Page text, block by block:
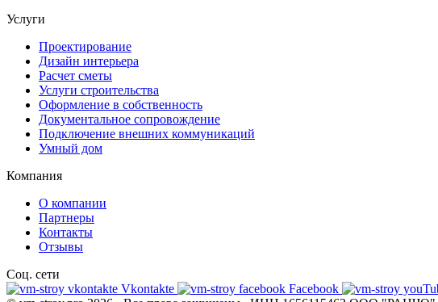
Услуги
Проектирование
Дизайн интерьера
Расчет сметы
Услуги строительства
Оформление в собственность
Документальное сопровождение
Подключение внешних коммуникаций
Умный дом
Компания
О компании
Партнеры
Контакты
Отзывы
Соц. сети
Vkontakte
Facebook